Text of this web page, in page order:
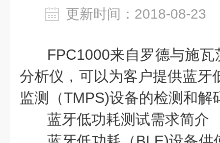
更新时间：2018-08-
FPC1000来自罗德与施
分析仪，可以为客户提供蓝牙
监测（TMPS)设备的检测和解
蓝牙低功耗测试需求简介